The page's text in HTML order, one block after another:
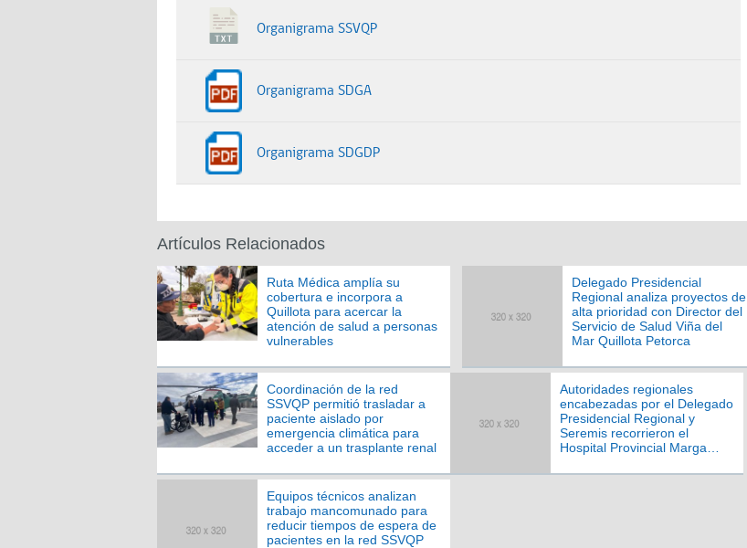
Organigrama SSVQP
Organigrama SDGA
Organigrama SDGDP
Artículos Relacionados
Ruta Médica amplía su
cobertura e incorpora a
Quillota para acercar la
atención de salud a personas
vulnerables
Delegado Presidencial
Regional analiza proyectos de
alta prioridad con Director del
Servicio de Salud Viña del
Mar Quillota Petorca
Coordinación de la red
SSVQP permitió trasladar a
paciente aislado por
emergencia climática para
acceder a un trasplante renal
Autoridades regionales
encabezadas por el Delegado
Presidencial Regional y
Seremis recorrieron el
Hospital Provincial Marga
de su apertura a mediano
Equipos técnicos analizan
trabajo mancomunado para
reducir tiempos de espera de
pacientes en la red SSVQP